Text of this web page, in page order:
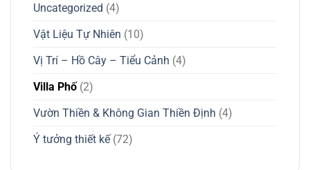
Uncategorized (4)
Vật Liệu Tự Nhiên (10)
Vị Trí – Hồ Cây – Tiểu Cảnh (4)
Villa Phố(2)
Vườn Thiền & Không Gian Thiền Định (4)
Ý tưởng thiết kế(72)